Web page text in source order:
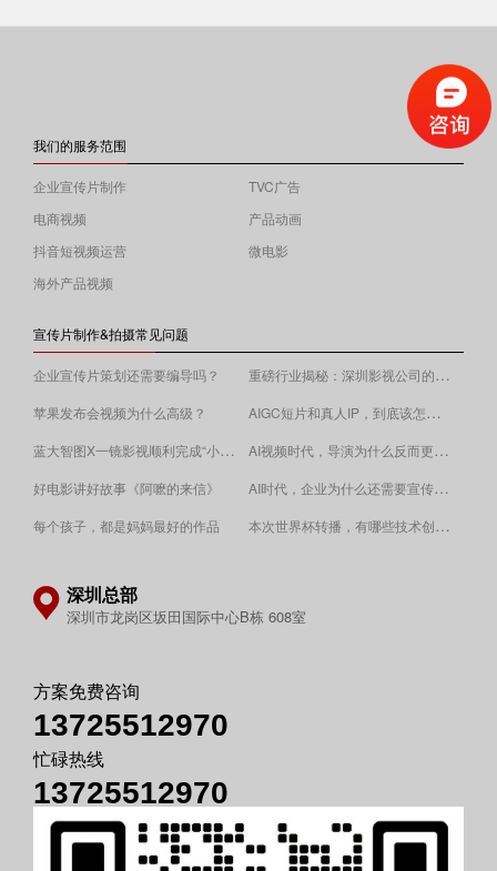
我们的服务范围
企业宣传片制作
TVC广告
电商视频
产品动画
抖音短视频运营
微电影
海外产品视频
宣传片制作&拍摄常见问题
企业宣传片策划还需要编导吗？ 重磅行业揭秘：深圳影视公司的收费逻辑！
苹果发布会视频为什么高级？
AIGC短片和真人IP，到底该怎么选？
蓝大智图X一镜影视顺利完成“小蓝本”广告影片拍摄制作。
AI视频时代，导演为什么反而更重要？
好电影讲好故事《阿嚒的来信》 AI时代，企业为什么还需要宣传片？
每个孩子，都是妈妈最好的作品 ​本次世界杯转播，有哪些技术创新值得关注？
深圳总部
深圳市龙岗区坂田国际中心B栋 608室
方案免费咨询
13725512970
忙碌热线
13725512970